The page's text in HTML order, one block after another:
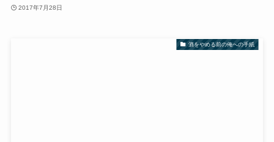
2017年7月28日
酒をやめる前の俺への手紙